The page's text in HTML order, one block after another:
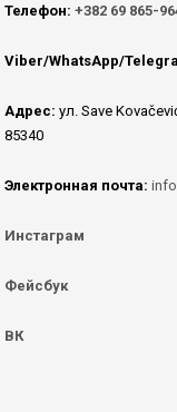
Телефон: +382 69 865-
Viber/WhatsApp/
Адрес: ул. Save
85340
Электронная почта:
Инстаграм
Фейсбук
ВК